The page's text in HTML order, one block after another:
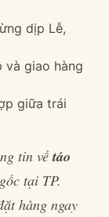
dịp Lễ,
và giao hàng
giữa trái
tin vềtáo
tại TP.
hàng ngay